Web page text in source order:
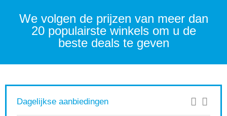
We volgen de prijzen van meer dan
20 populairste winkels om u de
beste deals te geven
Dagelijkse aanbiedingen